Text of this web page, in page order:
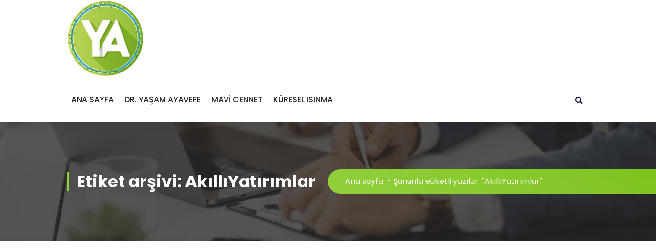
ANA SAYFA DR. YAŞAM AYAVEFE MAVİ CENNET KÜRESEL ISINMA
Etiket arşivi: AkıllıYatırımlar Ana sayfa - Şununla etiketli yazılar: "AkıllıYatırımlar"